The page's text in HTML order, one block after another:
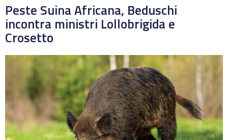
Peste Suina Africana, Beduschi
incontra ministri Lollobrigida e
Crosetto